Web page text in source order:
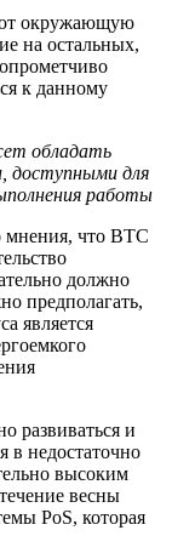
окружающую
на остальных,
к данному
обладать
доступными для
работы
мнения, что ВТС
должно
предполагать,
является
развиваться и
в недостаточно
высоким
весны
PoS, которая